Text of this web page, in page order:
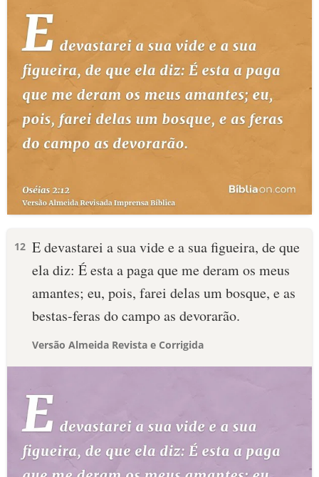
12 E devastarei a sua vide e a sua figueira, de que
ela diz: É esta a paga que me deram os meus
amantes; eu, pois, farei delas um bosque, e as
bestas-feras do campo as devorarão.
Versão Almeida Revista e Corrigida